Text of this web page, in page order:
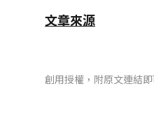
文章來源
創用授權，附原文連結